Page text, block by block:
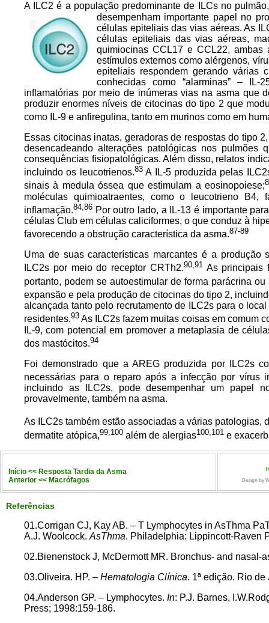
A ILC2 é a população predominante de ILCs no
desempenham importante papel no
células epiteliais das vias aéreas. As
células epiteliais das vias aéreas,
quimiocinas CCL17 e CCL22,
estímulos externos como alérgenos,
epiteliais respondem gerando várias
conhecidas como “alarminas” –
inflamatórias por meio de inúmeras vias na asma que
produzir enormes níveis de citocinas do tipo 2 que
como IL-9 e anfiregulina, tanto em murinos como em
Essas citocinas inatas, geradoras de respostas do tipo
desencadeando alterações patológicas nos pulmões
consequências fisiopatológicas. Além disso, relatos
incluindo os leucotrienos.83A IL-5 produzida pelas
sinais à medula óssea que estimulam a eosinopoiese;
moléculas quimioatraentes, como o leucotrieno
inflamação.84,86 Por outro lado, a IL-13 é importante
células Club em células caliciformes, o que conduz à
favorecendo a obstrução característica da asma.87-89
Uma de suas características marcantes é a
ILC2s por meio do receptor CRTh2.90,91As principais
portanto, podem se autoestimular de forma parácrina ou
expansão e pela produção de citocinas do tipo 2,
alcançada tanto pelo recrutamento de ILC2s para o
residentes.93 As ILC2s fazem muitas coisas em comum
IL-9, com potencial em promover a metaplasia de
dos mastócitos.94
Foi demonstrado que a AREG produzida por ILC2s
necessárias para o reparo após a infecção por vírus
incluindo as ILC2s, pode desempenhar um papel
provavelmente, também na asma.
As ILC2s também estão associadas a várias patologias,
dermatite atópica,99,100 além de alergias100,101 e
Início << Resposta Tardia da Asma
Anterior << Macrófagos
Design by
Referências
01.Corrigan CJ, Kay AB. – T Lymphocytes in AsThma
A.J. Woolcock. AsThma. Philadelphia: Lippincott-Raven
02.Bienenstock J, McDermott MR. Bronchus- and nasal-
03.Oliveira. HP. – Hematologia Clínica. 1ª edição. Rio
04.Anderson GP. – Lymphocytes. In: P.J. Barnes,
Press; 1998:159-186.